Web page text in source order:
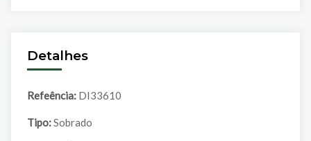
Detalhes
Refeência: DI33610
Tipo: Sobrado